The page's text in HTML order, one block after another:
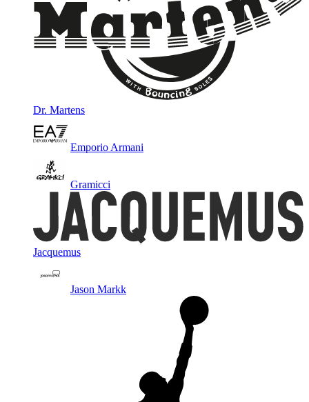
Dr. Martens
Emporio Armani
Gramicci
Jacquemus
Jason Markk